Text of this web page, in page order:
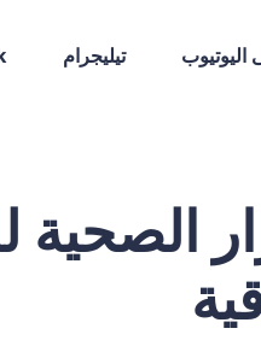
اليوتيوب تيليجرام
الصحية